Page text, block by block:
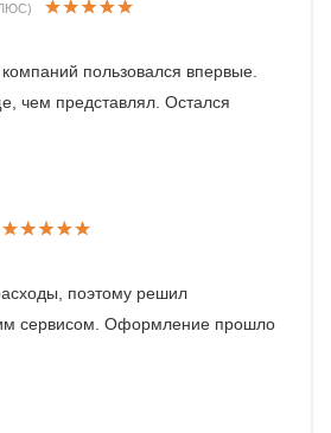
пользовался впервые.
чем представлял. Остался
поэтому решил
сервисом. Оформление прошло